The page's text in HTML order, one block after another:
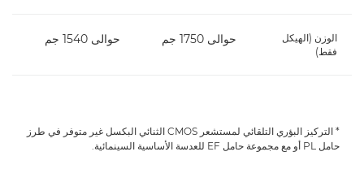
الوزن (الهيكل
فقط)
حوالى 1750 جم حوالى 1540 جم
* التركيز البؤري التلقائي لمستشعر CMOS الثنائي البكسل غير متوفر في طرز
حامل PL أو مع مجموعة حامل EF للعدسة الأساسية السينمائية.